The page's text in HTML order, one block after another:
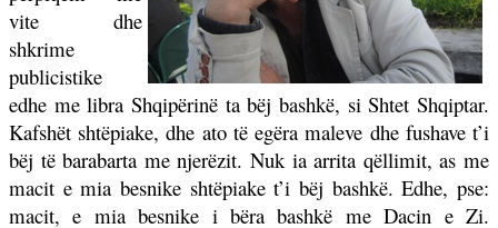
vite dhe
shkrime
publicistike
edhe me libra Shqipërinë ta bëj bashkë, si Shtet Shqiptar.
Kafshët shtëpiake, dhe ato të egëra maleve dhe fushave t’i
bëj të barabarta me njerëzit. Nuk ia arrita qëllimit, as me
macit e mia besnike shtëpiake t’i bëj bashkë. Edhe, pse:
macit, e mia besnike i bëra bashkë me Dacin e Zi.